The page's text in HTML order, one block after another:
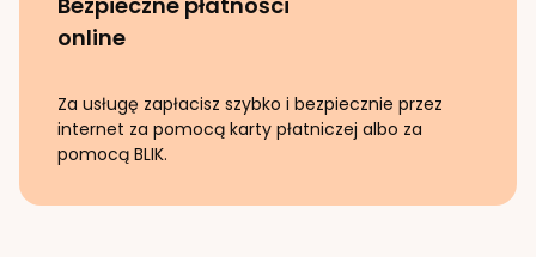
online
Za usługę zapłacisz szybko i bezpiecznie przez
internet za pomocą karty płatniczej albo za
pomocą BLIK.